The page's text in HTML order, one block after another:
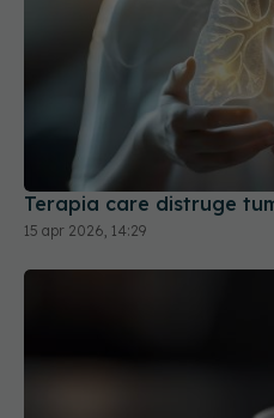
Terapia care distruge
15 apr 2026, 14:29